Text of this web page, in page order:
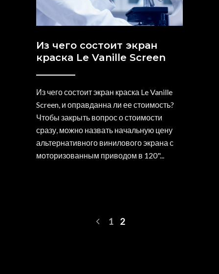
Из чего состоит экран
краска Le Vanille Screen
Из чего состоит экран краска Le Vanille
Screen, и оправданна ли ее стоимость?
Чтобы закрыть вопрос о стоимости
сразу, можно назвать начальную цену
альтернативного винилового экрана с
моторизованным приводом в 120"
1 2